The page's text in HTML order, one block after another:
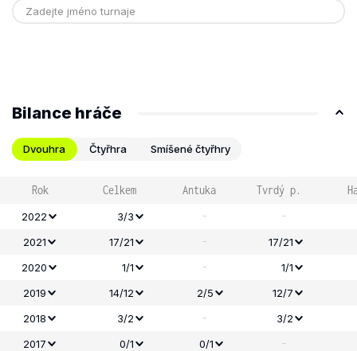
Bilance hráče
Dvouhra Čtyřhra Smíšené čtyřhry
Rok Celkem Antuka Tvrdý p.
2022 3/3 - -
2021
17/21 -
17/21
2020
1/1 -
1/1
2019
14/12 2/5
12/7
2018
3/2 -
3/2
2017
0/1 0/1 -